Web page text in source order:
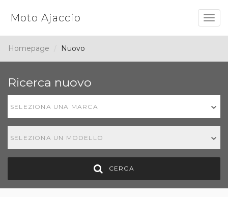
Moto Ajaccio
Homepage Nuovo
Ricerca nuovo
SELEZIONA UNA MARCA
SELEZIONA UN MODELLO
CERCA